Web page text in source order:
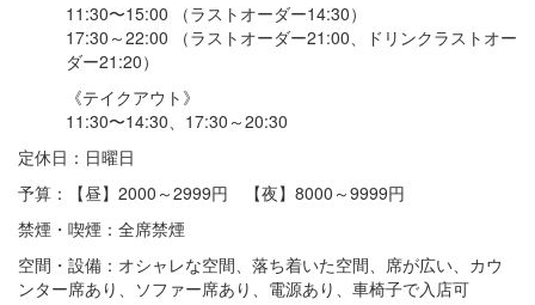
11:30〜15:00 （ラストオーダー14:30）
17:30～22:00 （ラストオーダー21:00、ドリンクラストオー
ダー21:20）
《テイクアウト》
11:30〜14:30、17:30～20:30
定休日：日曜日
予算：【昼】2000～2999円 【夜】8000～9999円
禁煙・喫煙：全席禁煙
空間・設備：オシャレな空間、落ち着いた空間、席が広い、カウ
ンター席あり、ソファー席あり、電源あり、車椅子で入店可